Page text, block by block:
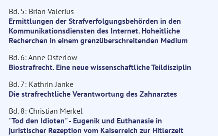
Bd. 5: Brian Valerius
Ermittlungen der Strafverfolgungsbehörden in den
Kommunikationsdiensten des Internet. Hoheitliche
Recherchen in einem grenzüberschreitenden Medium
Bd. 6: Anne Osterlow
Biostrafrecht. Eine neue wissenschaftliche Teildisziplin
Bd. 7: Kathrin Janke
Die strafrechtliche Verantwortung des Zahnarztes
Bd. 8: Christian Merkel
"Tod den Idioten" - Eugenik und Euthanasie in
juristischer Rezeption vom Kaiserreich zur Hitlerzeit